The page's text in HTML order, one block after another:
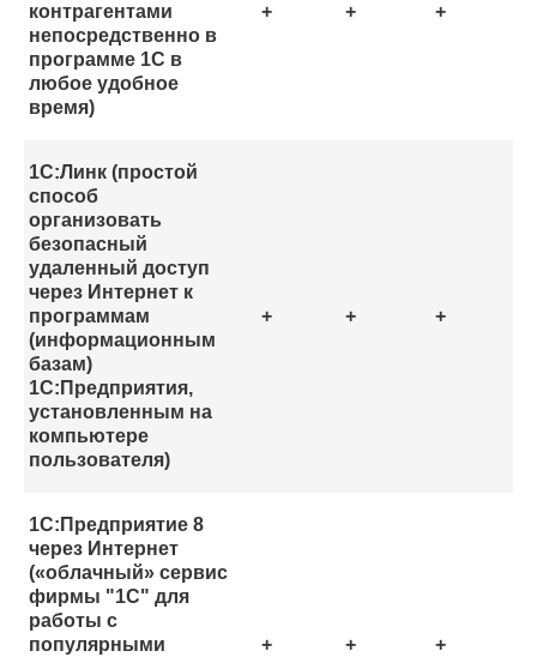
контрагентами
непосредственно в
программе 1С в
любое удобное
время)
+ + +
1С:Линк (простой
способ
организовать
безопасный
удаленный доступ
через Интернет к
программам
(информационным
базам)
1С:Предприятия,
установленным на
компьютере
пользователя)
+ + +
1С:Предприятие 8
через Интернет
(«облачный» сервис
фирмы "1С" для
работы с
популярными
+ + +